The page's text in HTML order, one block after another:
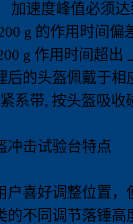
加速度峰值必须
g 的作用时间
g 作用时间超
后的头盔佩戴于
系带, 按头盔吸
冲击试验台特点
户喜好调整位置
的不同调节落锤